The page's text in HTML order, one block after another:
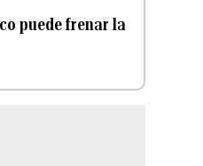
puede frenar la